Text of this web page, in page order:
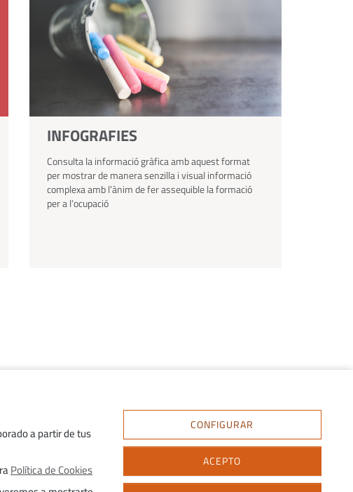
a partir de tus
Política de Cookies
CONFIGURAR
ACEPTO
INFOGRAFIES
Consulta la informació gràfica amb aquest format
per mostrar de manera senzilla i visual informació
complexa amb l’ànim de fer assequible la formació
per a l’ocupació